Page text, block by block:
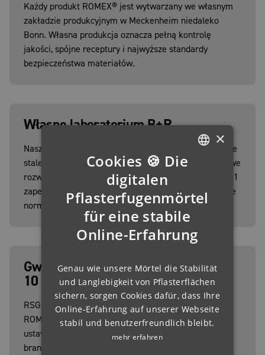
Każdy produkt ROMEX® jest wytwarzany we własnym
zakładzie produkcyjnym w Meckenheim niedaleko
Bonn. Własna produkcja oznacza pełną kontrolę
jakości, spójne receptury i najwyższe standardy
bezpieczeństwa materiałów.
Własne laboratorium B+R
Nasze dedykowane laboratorium badawczo-rozwojowe
stale udoskonala istniejące produkty i opracowuje nowe
rozwiązania. System zarządzania jakością wg ISO 9001
zapewnia, że każda partia spełnia nasze rygorystyczne
normy.
Gwarancja Systemowa ROMEX® – do
10 lat
RSG obejmuje profesjonalnie zainstalowane systemy
ROMEX® przez okres do 10 lat – dwukrotność
ustawowego okresu rękojmi i unikalna gwarancja w
branży brukarskiej.
ENGLISH
FRENCH
FINNISH
NORWEGIAN
HUNGARIAN
×
Cookies 🍪 Die
digitalen
Pflasterfugenmörtel
für eine stabile
Online-Erfahrung
Genau wie unsere Mörtel die Stabilität
und Langlebigkeit von Pflasterflächen
sichern, sorgen Cookies dafür, dass Ihre
Online-Erfahrung auf unserer Webseite
stabil und benutzerfreundlich bleibt.
mehr erfahren